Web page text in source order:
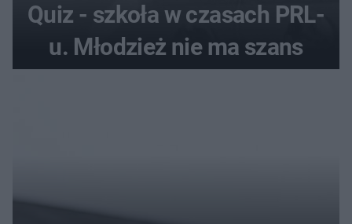
Quiz - szkoła w czasach PRL-
u. Młodzież nie ma szans